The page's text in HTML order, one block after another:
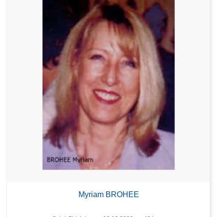
Myriam BROHEE